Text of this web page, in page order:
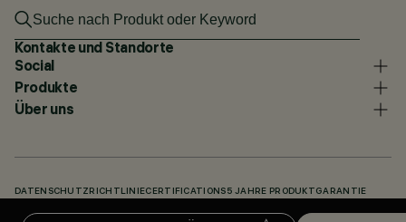
Kontakte und Standorte
Social
Produkte
Über uns
DATENSCHUTZRICHTLINIECERTIFICATIONS 5 JAHRE PRODUKTGARANTIE